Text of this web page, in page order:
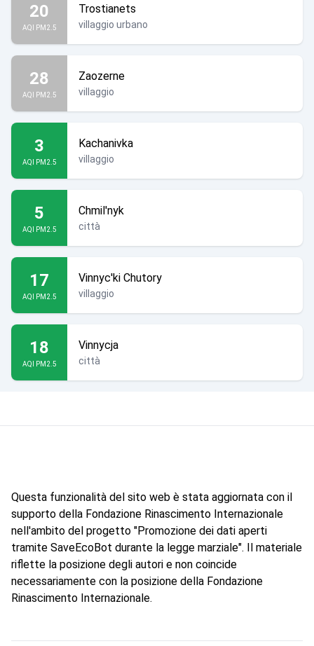
20
AQI PM2.5
Trostianets
villaggio urbano
28
AQI PM2.5
Zaozerne
villaggio
3
AQI PM2.5
Kachanivka
villaggio
5
AQI PM2.5
Chmil'nyk
città
17
AQI PM2.5
Vinnyc'ki Chutory
villaggio
18
AQI PM2.5
Vinnycja
città
Questa funzionalità del sito web è stata aggiornata con il
supporto della Fondazione Rinascimento Internazionale
nell'ambito del progetto "Promozione dei dati aperti
tramite SaveEcoBot durante la legge marziale". Il materiale
riflette la posizione degli autori e non coincide
necessariamente con la posizione della Fondazione
Rinascimento Internazionale.